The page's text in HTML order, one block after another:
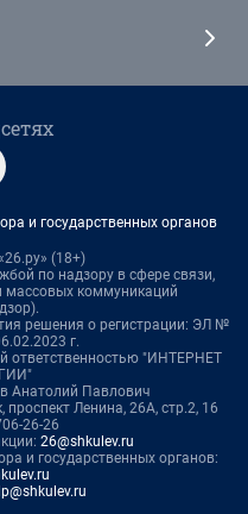
и государственных органов
(18+)
по надзору в сфере связи,
массовых коммуникаций
решения о регистрации: ЭЛ №
г.
ответственностью "ИНТЕРНЕТ
Анатолий Павлович
Ленина, 26А, стр.2, 16
26-26
26@shkulev.ru
и государственных органов: